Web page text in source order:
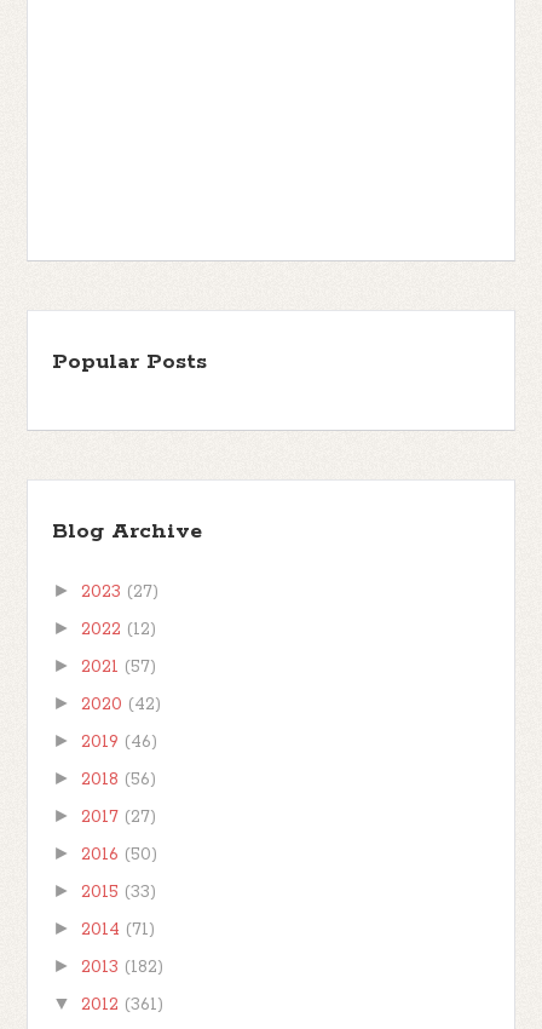
Popular Posts
Blog Archive
► 2023 (27)
► 2022 (12)
► 2021 (57)
► 2020 (42)
► 2019 (46)
► 2018 (56)
► 2017 (27)
► 2016 (50)
► 2015 (33)
► 2014 (71)
► 2013 (182)
▼ 2012 (361)